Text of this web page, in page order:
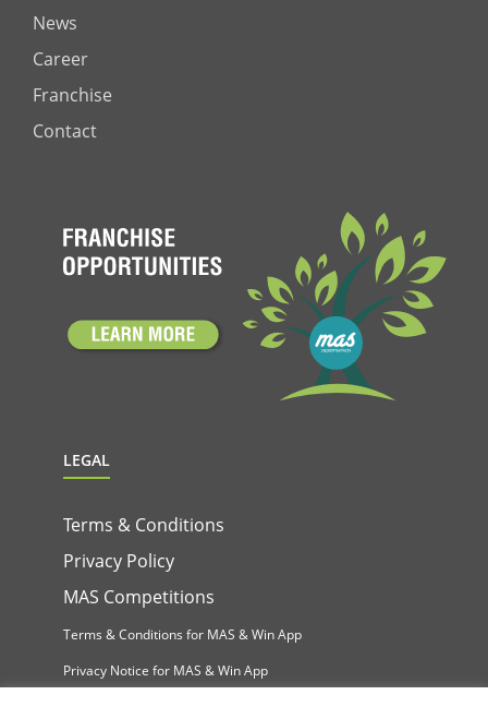
News
Career
Franchise
Contact
LEGAL
Terms & Conditions
Privacy Policy
MAS Competitions
Terms & Conditions for MAS & Win App
Privacy Notice for MAS & Win App